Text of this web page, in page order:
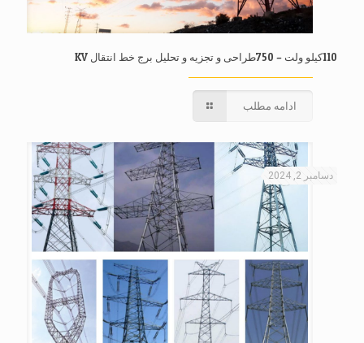
110کیلو ولت – 750طراحی و تجزیه و تحلیل برج خط انتقال KV
ادامه مطلب
دسامبر 2, 2024